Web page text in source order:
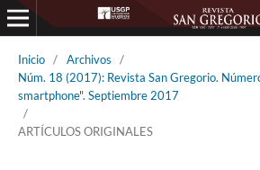
Inicio / Archivos
/
Núm. 18 (2017): Revista San Gregorio.
smartphone". Septiembre 2017
/
ARTÍCULOS ORIGINALES